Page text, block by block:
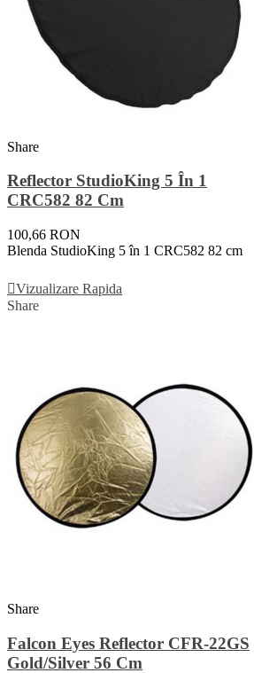
Share
Reflector StudioKing 5 În 1
CRC582 82 Cm
100,66 RON
Blenda StudioKing 5 în 1 CRC582 82 cm
Vizualizare Rapida
Share
Share
Falcon Eyes Reflector CFR-22GS
Gold/Silver 56 Cm